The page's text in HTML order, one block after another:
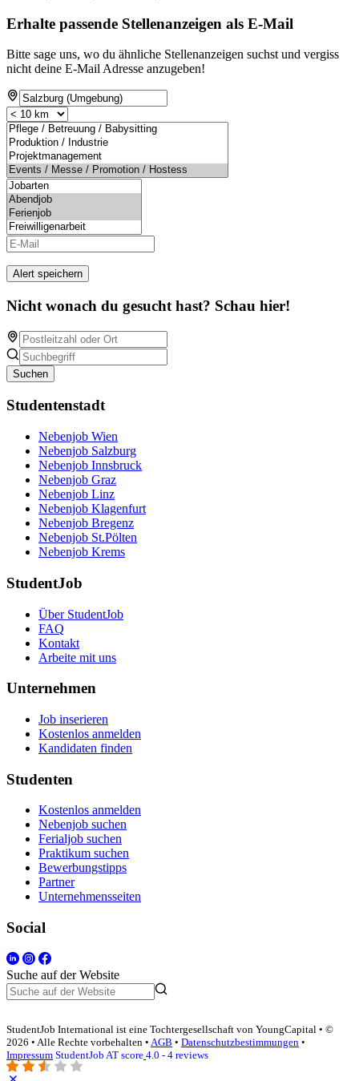
Erhalte passende Stellenanzeigen als E-Mail
Bitte sage uns, wo du ähnliche Stellenanzeigen suchst und vergiss
nicht deine E-Mail Adresse anzugeben!
Alert speichern
Nicht wonach du gesucht hast? Schau hier!
Suchen
Studentenstadt
Nebenjob Wien
Nebenjob Salzburg
Nebenjob Innsbruck
Nebenjob Graz
Nebenjob Linz
Nebenjob Klagenfurt
Nebenjob Bregenz
Nebenjob St.Pölten
Nebenjob Krems
StudentJob
Über StudentJob
FAQ
Kontakt
Arbeite mit uns
Unternehmen
Job inserieren
Kostenlos anmelden
Kandidaten finden
Studenten
Kostenlos anmelden
Nebenjob suchen
Ferialjob suchen
Praktikum suchen
Bewerbungstipps
Partner
Unternehmensseiten
Social
Suche auf der Website
StudentJob International ist eine Tochtergesellschaft von YoungCapital • ©
2026 • Alle Rechte vorbehalten • AGB • Datenschutzbestimmungen •
Impressum StudentJob AT score 4.0 - 4 reviews